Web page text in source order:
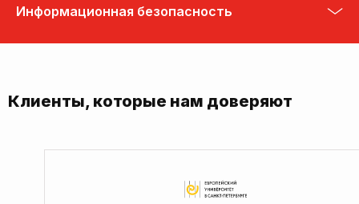
Информационная безопасность
Клиенты, которые нам доверяют